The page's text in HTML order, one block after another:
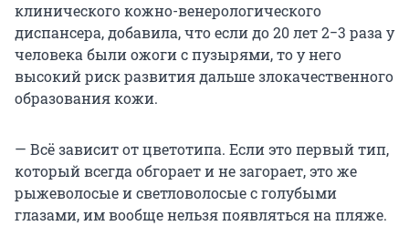
клинического кожно-венерологического
диспансера, добавила, что если до 20 лет 2−3 раза у
человека были ожоги с пузырями, то у него
высокий риск развития дальше злокачественного
образования кожи.
— Всё зависит от цветотипа. Если это первый тип,
который всегда обгорает и не загорает, это же
рыжеволосые и светловолосые с голубыми
глазами, им вообще нельзя появляться на пляже.